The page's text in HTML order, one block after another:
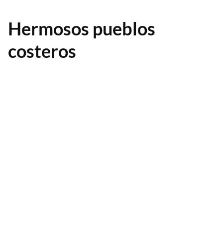
Hermosos pueblos
costeros